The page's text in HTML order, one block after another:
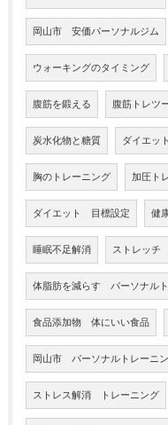
岡山市 安価パーソナルジム
ウォーキングのタイミング
腹筋を鍛える 腹筋トレツ
炭水化物と糖質 ダイエッ
胸のトレーニング 加圧ト
ダイエット 目標設定 健
睡眠不足解消 ストレッチ
体脂肪を減らす パーソナル
食品添加物 体にいい食品
岡山市 パーソナルトレーニ
ストレス解消 トレーニング